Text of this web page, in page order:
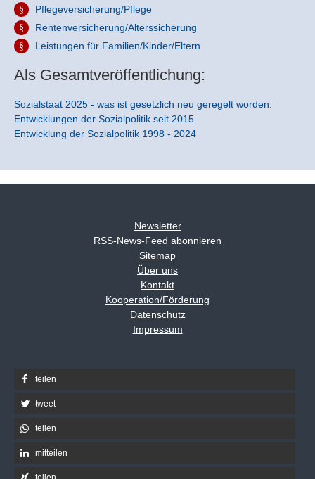
Pflegeversicherung/Pflege
Rentenversicherung/Alterssicherung
Leistungen für Familien/Kinder/Eltern
Als Gesamtveröffentlichung:
Sozialstaat 2025 - was ist gesetzlich neu geregelt worden:
Entwicklungen der Sozialpolitik seit 2015
Entwicklung der Sozialpolitik 1998 - 2024
Newsletter
RSS-News-Feed abonnieren
Sitemap
Über uns
Kontakt
Kooperation/Förderung
Datenschutz
Impressum
teilen
tweet
teilen
mitteilen